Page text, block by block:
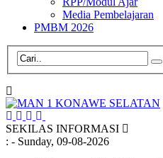
Media Pembelajaran
PMBM 2026
SEKILAS INFORMASI
: - Sunday, 09-08-2026